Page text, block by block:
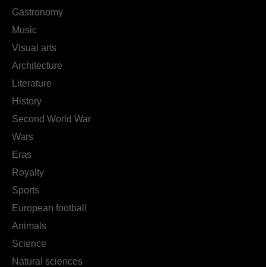
Gastronomy
Music
Visual arts
Architecture
Literature
History
Second World War
Wars
Eras
Royalty
Sports
European football
Animals
Science
Natural sciences